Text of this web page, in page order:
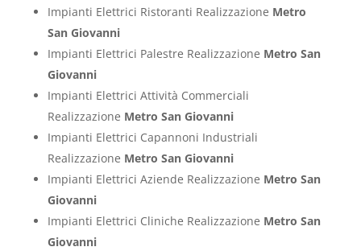
Impianti Elettrici Ristoranti Realizzazione Metro
San Giovanni
Impianti Elettrici Palestre Realizzazione Metro San
Giovanni
Impianti Elettrici Attività Commerciali
Realizzazione Metro San Giovanni
Impianti Elettrici Capannoni Industriali
Realizzazione Metro San Giovanni
Impianti Elettrici Aziende Realizzazione Metro San
Giovanni
Impianti Elettrici Cliniche Realizzazione Metro San
Giovanni